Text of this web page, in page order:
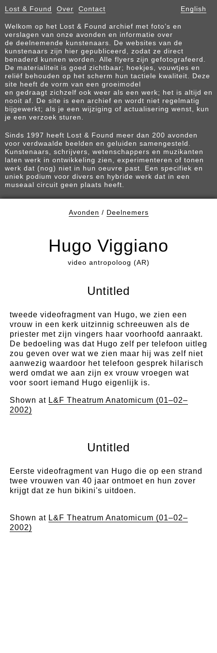
Lost & Found Over Contact English
Welkom op het Lost & Found archief met foto’s en
verslagen van onze avonden en informatie over
de deelnemende kunstenaars. De websites van de
kunstenaars zijn hier gepubliceerd, zodat ze direct
benaderd kunnen worden. Alle flyers zijn gefotografeerd.
De materialiteit is goed zichtbaar; hoekjes, vouwtjes en
reliëf behouden op het scherm hun tactiele kwaliteit. Deze
site heeft de vorm van een groeimodel
en gedraagt zichzelf ook weer als een werk; het is altijd en
nooit af. De site is een archief en wordt niet regelmatig
bijgewerkt; als je een wijziging of actualisering wenst, kun
je een verzoek sturen.
Sinds 1997 heeft Lost & Found meer dan 200 avonden
voor verdwaalde beelden en geluiden samengesteld.
Kunstenaars, schrijvers, wetenschappers en muzikanten
laten werk in ontwikkeling zien, experimenteren of tonen
werk dat (nog) niet in hun oeuvre past. Een specifiek en
uniek podium voor divers en hybride werk dat in een
museaal circuit geen plaats heeft.
Avonden / Deelnemers
Hugo Viggiano
video antropoloog (AR)
Untitled
tweede videofragment van Hugo, we zien een
vrouw in een kerk uitzinnig schreeuwen als de
priester met zijn vingers haar voorhoofd aanraakt.
De bedoeling was dat Hugo zelf per telefoon uitleg
zou geven over wat we zien maar hij was zelf niet
aanwezig waardoor het telefoon gesprek hilarisch
werd omdat we aan zijn ex vrouw vroegen wat
voor soort iemand Hugo eigenlijk is.
Shown at L&F Theatrum Anatomicum (01–02–
2002)
Untitled
Eerste videofragment van Hugo die op een strand
twee vrouwen van 40 jaar ontmoet en hun zover
krijgt dat ze hun bikini's uitdoen.
Shown at L&F Theatrum Anatomicum (01–02–
2002)